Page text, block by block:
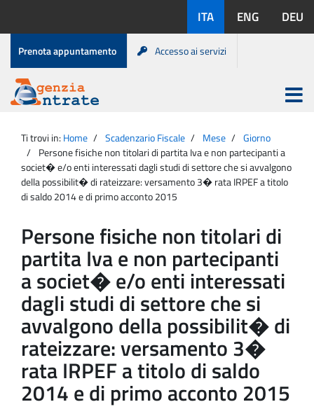
contenuto
disponibili:
ITA ENG DEU
Menu
di
servizio
Prenota appuntamento Accesso ai servizi
Agenzia
Entrate
Apri
menu
principale
Ti trovi in: Home Scadenzario Fiscale Mese
Giorno
Persone fisiche non titolari di partita Iva e non partecipanti a
societ� e/o enti interessati dagli studi di settore che si avvalgono
della possibilit� di rateizzare: versamento 3� rata IRPEF a titolo
di saldo 2014 e di primo acconto 2015
Persone fisiche non titolari di
partita Iva e non partecipanti
a societ� e/o enti interessati
dagli studi di settore che si
avvalgono della possibilit� di
rateizzare: versamento 3�
rata IRPEF a titolo di saldo
2014 e di primo acconto 2015